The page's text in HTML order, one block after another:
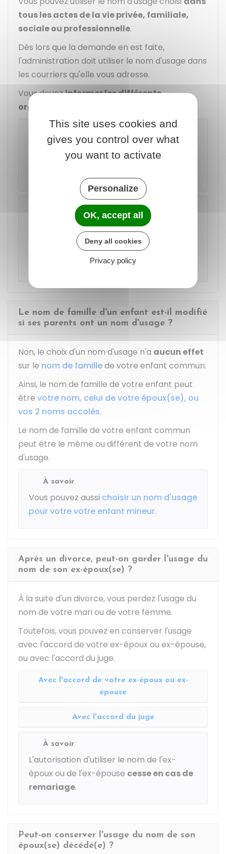
tous les actes de la vie privée, familiale,
sociale ou professionnelle.
Dès lors que la demande en est faite,
l'administration doit utiliser le nom d'usage dans
les courriers qu'elle vous adresse.
Vous devezinformer les différents
organismes
Pour informer l'assurance maladie,
connectez-vous à votre compte Ameli
Si vous ne souhaitez plus que le nom
d'usage soit utilisé, il suffitd'informer vos
interlocuteurs. Vous n'avez pas besoin
de fournir un justificatif.
Le nom de famille d'un enfant est-il modifié
si ses parents ont un nom d'usage ?
Non, le choix d'un nom d'usage n'a aucun effet
sur le nom de famillede votre enfant commun.
Ainsi, le nom de famille de votre enfant peut
être votre nom, celui de votre époux(se), ou
vos 2 noms accolés.
Le nom de famille de votre enfant commun
peut être le même ou différent de votre nom
d'usage.
À savoir
Vous pouvez aussi choisir un nom d'usage
pour votre votre enfant mineur.
Après un divorce, peut-on garder l'usage du
nom de son ex-époux(se) ?
À la suite d'un divorce, vous perdez l'usage du
nom de votre mari ou de votre femme.
Toutefois, vous pouvez en conserver l'usage
avec l'accord de votre ex-époux ou ex-épouse,
ou avec l'accord du juge.
Avec l'accord de votre ex-époux ou ex-
épouse
Avec l'accord du juge
À savoir
L'autorisation d'utiliser le nom de l'ex-
époux ou de l'ex-épouse cesse en cas de
remariage.
Peut-on conserver l'usage du nom de son
époux(se) décédé(e) ?
This site uses cookies and
gives you control over what
you want to activate
Personalize
OK, accept all
Deny all cookies
Privacy policy